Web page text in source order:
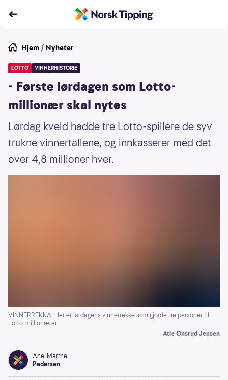
Hjem / Nyheter
LOTTO VINNERHISTORIE
- Første lørdagen som Lotto-
millionær skal nytes
Lørdag kveld hadde tre Lotto-spillere de syv
trukne vinnertallene, og innkasserer med det
over 4,8 millioner hver.
VINNERREKKA: Her er lørdagens vinnerrekke som gjorde tre personer til
Lotto-millionærer.
Atle Onsrud Jensen
Ane-Marthe
Pedersen